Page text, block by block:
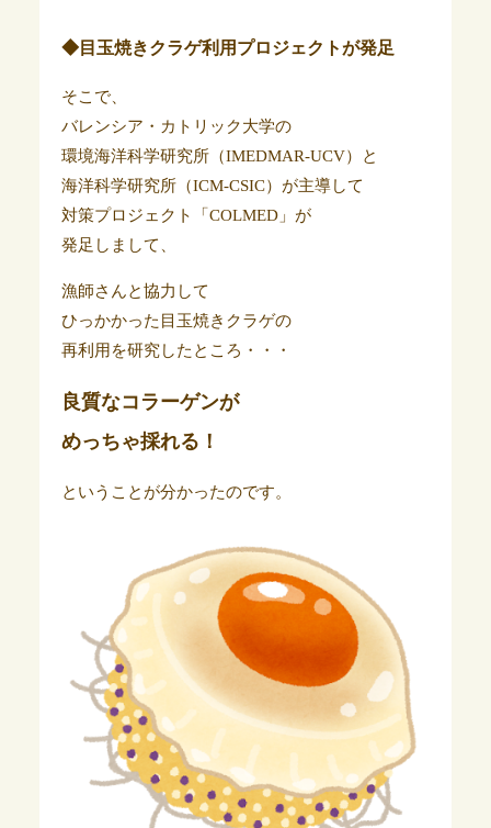
◆目玉焼きクラゲ利用プロジェクトが発足
そこで、
バレンシア・カトリック大学の
環境海洋科学研究所（IMEDMAR-UCV）と
海洋科学研究所（ICM-CSIC）が主導して
対策プロジェクト「COLMED」が
発足しまして、
漁師さんと協力して
ひっかかった目玉焼きクラゲの
再利用を研究したところ・・・
良質なコラーゲンが
めっちゃ採れる！
ということが分かったのです。